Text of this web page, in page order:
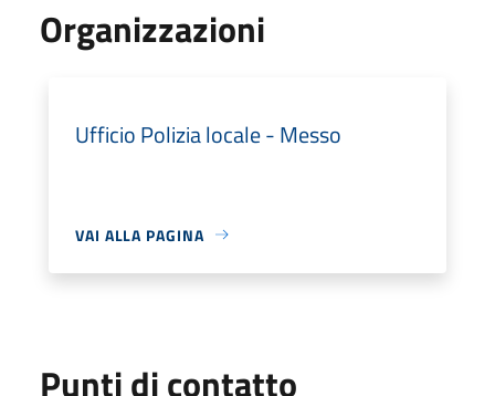
Organizzazioni
Ufficio Polizia locale - Messo
VAI ALLA PAGINA
Punti di contatto